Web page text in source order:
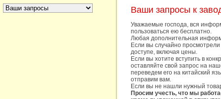
Ваши запросы к
Уважаемые господа, вся
пользоваться ею бесплатно.
Любая дополнительная
Если вы случайно
доступе, включая цены.
Если вы хотите вступить в
оставляйте свой запрос на
переведем его на китайский
отправим вам.
Если вы не нашли нужный
Просим учесть, что мы